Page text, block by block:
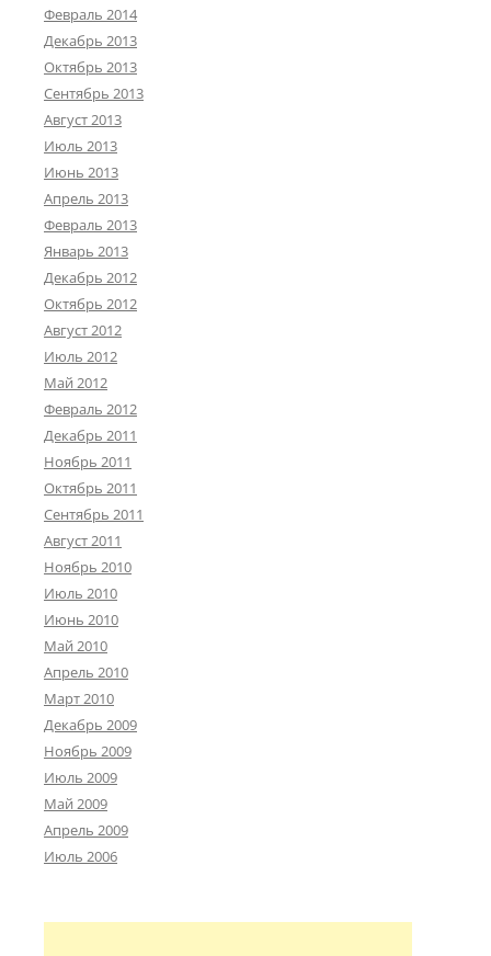
Февраль 2014
Декабрь 2013
Октябрь 2013
Сентябрь 2013
Август 2013
Июль 2013
Июнь 2013
Апрель 2013
Февраль 2013
Январь 2013
Декабрь 2012
Октябрь 2012
Август 2012
Июль 2012
Май 2012
Февраль 2012
Декабрь 2011
Ноябрь 2011
Октябрь 2011
Сентябрь 2011
Август 2011
Ноябрь 2010
Июль 2010
Июнь 2010
Май 2010
Апрель 2010
Март 2010
Декабрь 2009
Ноябрь 2009
Июль 2009
Май 2009
Апрель 2009
Июль 2006